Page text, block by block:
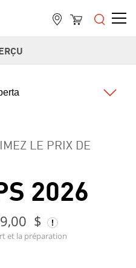
LE PRIX DE
2026
$
et la préparation